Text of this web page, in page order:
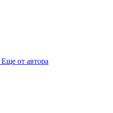
Еще от автора